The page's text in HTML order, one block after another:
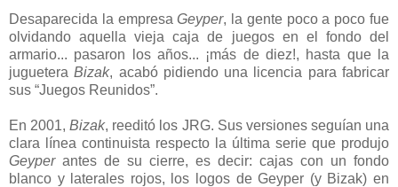
Desaparecida la empresaGeyper, la gente poco a poco fue
olvidando aquella vieja caja de juegos en el fondo del
armario... pasaron los años... ¡más de diez!, hasta que la
jugueteraBizak, acabó pidiendo una licencia para fabricar
sus “Juegos Reunidos”.
En 2001,Bizak, reeditó los JRG. Sus versiones seguían una
clara línea continuista respecto la última serie que produjo
Geyperantes de su cierre, es decir: cajas con un fondo
blanco y laterales rojos, los logos de Geyper (y Bizak) en